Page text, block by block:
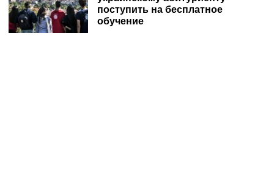
поступить на бесплатное
обучение